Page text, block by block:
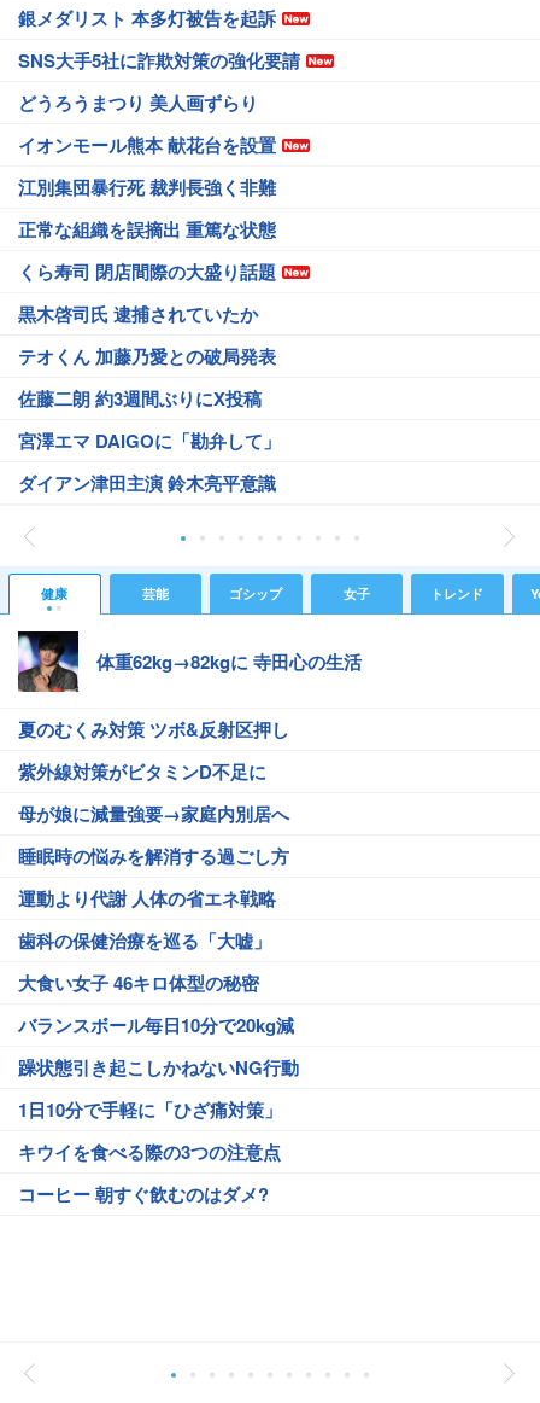
銀メダリスト 本多灯被告を起訴
SNS大手5社に詐欺対策の強化要請
どうろうまつり 美人画ずらり
イオンモール熊本 献花台を設置
江別集団暴行死 裁判長強く非難
正常な組織を誤摘出 重篤な状態
くら寿司 閉店間際の大盛り話題
黒木啓司氏 逮捕されていたか
テオくん 加藤乃愛との破局発表
佐藤二朗 約3週間ぶりにX投稿
宮澤エマ DAIGOに「勘弁して」
ダイアン津田主演 鈴木亮平意識
健康 芸能 ゴシップ 女子 トレンド
体重62kg→82kgに 寺田心の生活
夏のむくみ対策 ツボ&反射区押し
紫外線対策がビタミンD不足に
母が娘に減量強要→家庭内別居へ
睡眠時の悩みを解消する過ごし方
運動より代謝 人体の省エネ戦略
歯科の保健治療を巡る「大嘘」
大食い女子 46キロ体型の秘密
バランスボール毎日10分で20kg減
躁状態引き起こしかねないNG行動
1日10分で手軽に「ひざ痛対策」
キウイを食べる際の3つの注意点
コーヒー 朝すぐ飲むのはダメ?